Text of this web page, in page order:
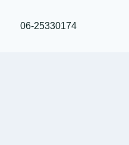
06-25330174